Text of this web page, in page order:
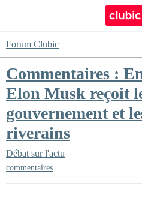
Forum Clubic
Commentaires :
Elon Musk reçoit
gouvernement et
riverains
Débat sur l'actu
commentaires